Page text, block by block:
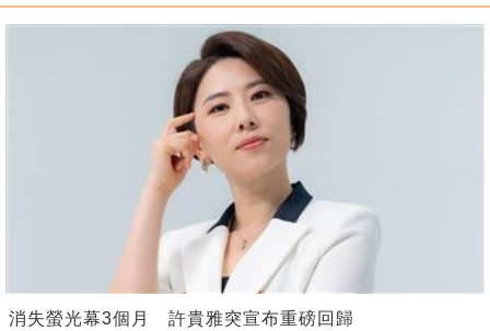
消失螢光幕3個月 許貴雅突宣布重磅回歸